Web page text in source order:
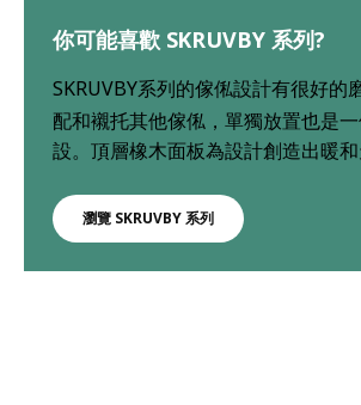
你可能喜歡 SKRUVBY 系列?
SKRUVBY系列的傢俬設計有很好的
配和襯托其他傢俬 ， 單獨放置也是
設。 頂層橡木面板為設計創造出暖
瀏覽 SKRUVBY 系列